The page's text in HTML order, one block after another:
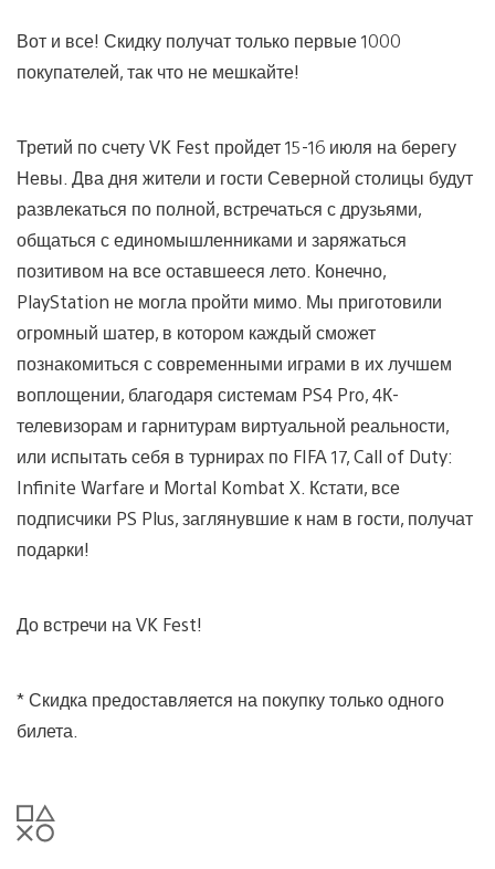
Вот и все! Скидку получат только первые 1000
покупателей, так что не мешкайте!
Третий по счету VK Fest пройдет 15-16 июля на берегу
Невы. Два дня жители и гости Северной столицы будут
развлекаться по полной, встречаться с друзьями,
общаться с единомышленниками и заряжаться
позитивом на все оставшееся лето. Конечно,
PlayStation не могла пройти мимо. Мы приготовили
огромный шатер, в котором каждый сможет
познакомиться с современными играми в их лучшем
воплощении, благодаря системам PS4 Pro, 4К-
телевизорам и гарнитурам виртуальной реальности,
или испытать себя в турнирах по FIFA 17, Call of Duty:
Infinite Warfare и Mortal Kombat X. Кстати, все
подписчики PS Plus, заглянувшие к нам в гости, получат
подарки!
До встречи на VK Fest!
* Скидка предоставляется на покупку только одного
билета.